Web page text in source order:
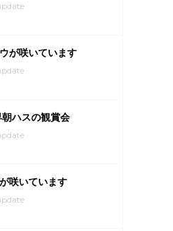
が咲いています
ハスの観賞会
咲いています